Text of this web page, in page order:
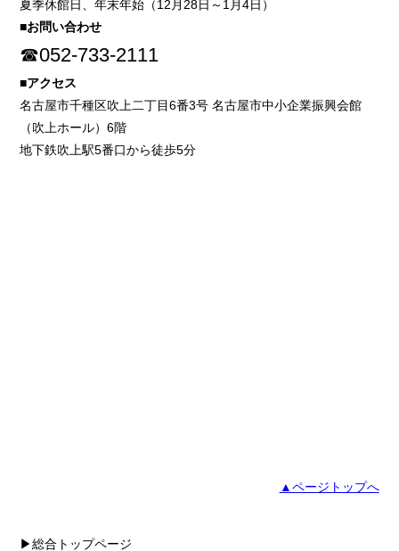
夏季休館日、年末年始（12月28日～1月4日）
■お問い合わせ
☎052-733-2111
■アクセス
名古屋市千種区吹上二丁目6番3号 名古屋市中小企業振興会館
（吹上ホール）6階
地下鉄吹上駅5番口から徒歩5分
▲ページトップへ
▶総合トップページ